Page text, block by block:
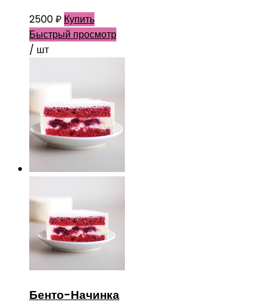
2500₽ Купить
Быстрый просмотр
/ шт
Бенто-Начинка